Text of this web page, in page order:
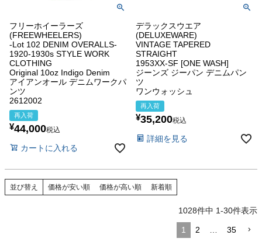
フリーホイーラーズ
(FREEWHEELERS)
-Lot 102 DENIM OVERALLS-
1920-1930s STYLE WORK
CLOTHING
Original 10oz Indigo Denim
アイアンオール デニムワークパ
ンツ
2612002
再入荷
¥44,000税込
カートに入れる
デラックスウエア
(DELUXEWARE)
VINTAGE TAPERED
STRAIGHT
1953XX-SF [ONE WASH]
ジーンズ ジーパン デニムパン
ツ
ワンウォッシュ
再入荷
¥35,200税込
詳細を見る
並び替え 価格が安い順 価格が高い順 新着順
1028件中 1-30件表示
1 2 35